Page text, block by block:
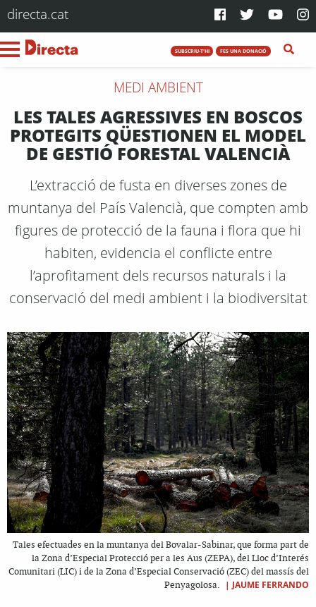
directa.cat
SUBSCRIU-T'HI FES UNA DONACIÓ
MEDI AMBIENT
LES TALES AGRESSIVES EN BOSCOS
PROTEGITS QÜESTIONEN EL MODEL
DE GESTIÓ FORESTAL VALENCIÀ
L’extracció de fusta en diverses zones de
muntanya del País Valencià, que compten amb
figures de protecció de la fauna i flora que hi
habiten, evidencia el conflicte entre
l’aprofitament dels recursos naturals i la
conservació del medi ambient i la biodiversitat
Tales efectuades en la muntanya del Bovalar-Sabinar, que forma part de
la Zona d’Especial Protecció per a les Aus (ZEPA), del Lloc d’Interés
Comunitari (LIC) i de la Zona d’Especial Conservació (ZEC) del massís del
Penyagolosa.
| JAUME FERRANDO